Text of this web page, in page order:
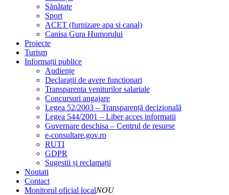
Sănătate
Sport
ACET (furnizare apa si canal)
Canisa Gura Humorului
Proiecte
Turism
Informații publice
Audiențe
Declarații de avere functionari
Transparenta veniturilor salariale
Concursuri angajare
Legea 52/2003 – Transparență decizională
Legea 544/2001 – Liber acces informatii
Guvernare deschisa – Centrul de resurse
e-consultare.gov.ro
RUTI
GDPR
Sugestii și reclamații
Noutati
Contact
Monitorul oficial localNOU